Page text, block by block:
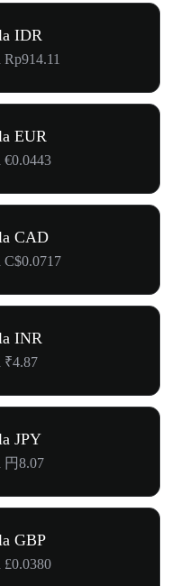
IDR
EUR
€0.0443
CAD
C$0.0717
INR
₹4.87
JPY
円8.07
GBP
£0.0380